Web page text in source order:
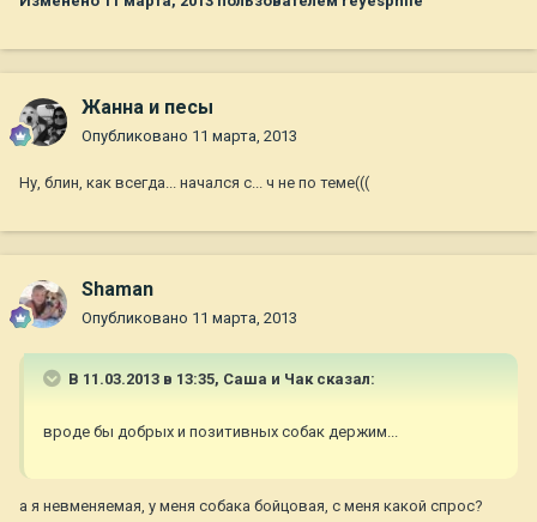
Жанна и песы
Опубликовано 11 марта, 2013
Ну, блин, как всегда... начался с... ч не по теме(((
Shaman
Опубликовано 11 марта, 2013
В 11.03.2013 в 13:35, Саша и Чак сказал:
вроде бы добрых и позитивных собак держим...
а я невменяемая, у меня собака бойцовая, с меня какой спрос?